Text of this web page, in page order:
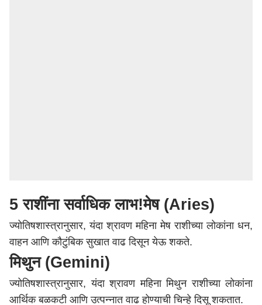
5 राशींना सर्वाधिक लाभ!मेष (Aries)
ज्योतिषशास्त्रानुसार, यंदा श्रावण महिना मेष राशीच्या लोकांना धन,
वाहन आणि कौटुंबिक सुखात वाढ दिसून येऊ शकते.
मिथुन (Gemini)
ज्योतिषशास्त्रानुसार, यंदा श्रावण महिना मिथुन राशीच्या लोकांना
आर्थिक बळकटी आणि उत्पन्नात वाढ होण्याची चिन्हे दिसू शकतात.